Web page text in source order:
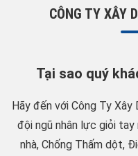
CÔNG TY XÂY
Tại sao quý
Hãy đến với Công Ty
đội ngũ nhân lực giỏi
nhà, Chống Thấm dột,